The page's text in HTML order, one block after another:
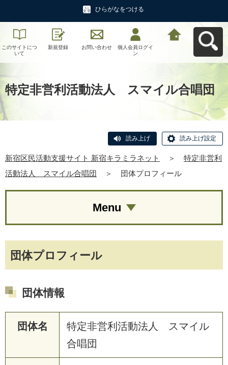
ひらがなをつける
このサイトにつ
いて
新規登録 お問い合わせ
個人会員ログイ
ン
特定非営利活動法人 スマイル合唱団
読み上げ 読み上げ設定
新宿区民活動支援サイト 新宿キラミラネット ＞
特定非営利
活動法人 スマイル合唱団
＞ 団体プロフィール
団体プロフィール
団体情報
団体名
特定非営利活動法人 スマイル
合唱団
Menu